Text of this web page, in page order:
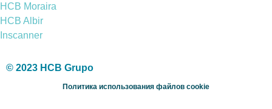
HCB Moraira
HCB Albir
Inscanner
© 2023 HCB Grupo
Политика использования файлов cookie